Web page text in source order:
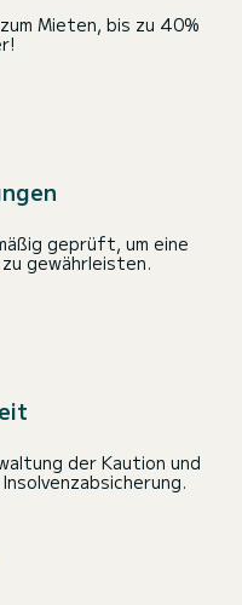
Mieten, bis zu 40%
geprüft, um eine
gewährleisten.
der Kaution und